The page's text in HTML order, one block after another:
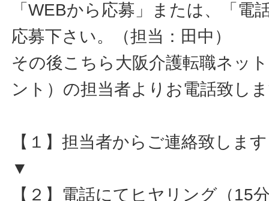
「WEBから応募」または、「電
応募下さい。（担当：田中）
その後こちら大阪介護転職ネッ
ント）の担当者よりお電話致し
【１】担当者からご連絡致します
▼
【２】電話にてヒヤリング（15